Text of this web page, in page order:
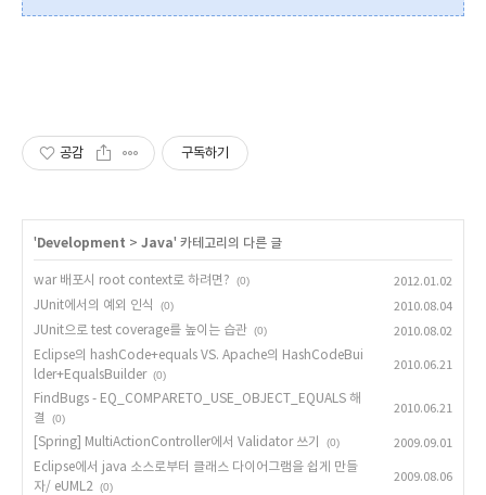
공감 구독하기
' Development > Java' 카테고리의 다른 글
war 배포시 root context로 하려면? (0)
2012.01.02
JUnit에서의 예외 인식
(0)
2010.08.04
JUnit으로 test coverage를 높이는 습관 (0)
2010.08.02
Eclipse의 hashCode+equals VS. Apache의 HashCodeBui
lder+EqualsBuilder (0)
2010.06.21
FindBugs - EQ_COMPARETO_USE_OBJECT_EQUALS 해
결
(0)
2010.06.21
[Spring] MultiActionController에서 Validator 쓰기 (0)
2009.09.01
Eclipse에서 java 소스로부터 클래스 다이어그램을 쉽게 만들
자/ eUML2 (0)
2009.08.06